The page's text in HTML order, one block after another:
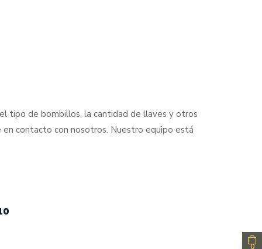
tipo de bombillos, la cantidad de llaves y otros
contacto con nosotros. Nuestro equipo está
0